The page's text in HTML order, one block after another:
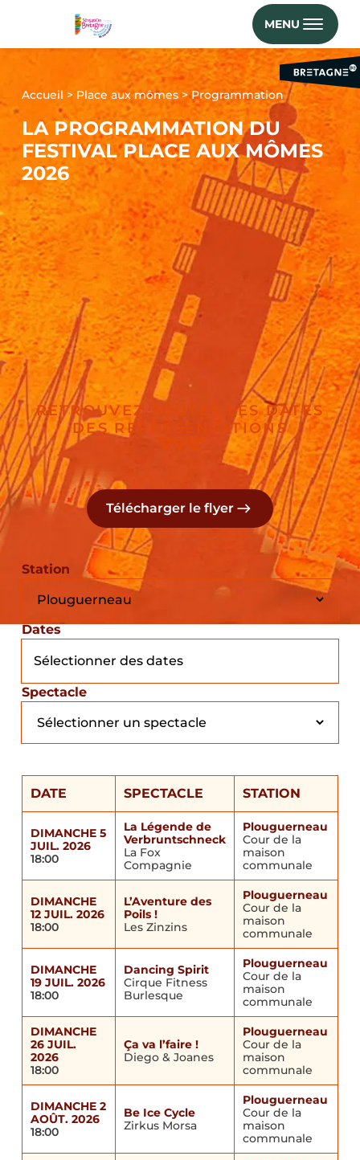
MENU
Accueil > Place aux mômes>Programmation
LA PROGRAMMATION DU
FESTIVAL PLACE AUX MÔMES
2026
RETROUVEZ TOUTES LES DATES
DES REPRÉSENTATIONS
Télécharger le flyer
Station
Dates
Spectacle
DATE SPECTACLE STATION
DIMANCHE 5
JUIL. 2026
18:00
La Légende de
Verbruntschneck
La Fox
Compagnie
Plouguerneau
Cour de la
maison
communale
DIMANCHE
12 JUIL. 2026
18:00
L’Aventure des
Poils !
Les Zinzins
Plouguerneau
Cour de la
maison
communale
DIMANCHE
19 JUIL. 2026
18:00
Dancing Spirit
Cirque Fitness
Burlesque
Plouguerneau
Cour de la
maison
communale
DIMANCHE
26 JUIL.
2026
18:00
Ça va l’faire !
Diego & Joanes
Plouguerneau
Cour de la
maison
communale
DIMANCHE 2
AOÛT. 2026
18:00
Be Ice Cycle
Zirkus Morsa
Plouguerneau
Cour de la
maison
communale